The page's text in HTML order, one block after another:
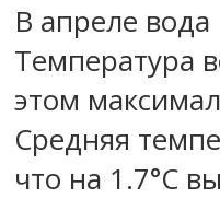
В апреле
Температура
этом
Средняя
что на 1.7°C